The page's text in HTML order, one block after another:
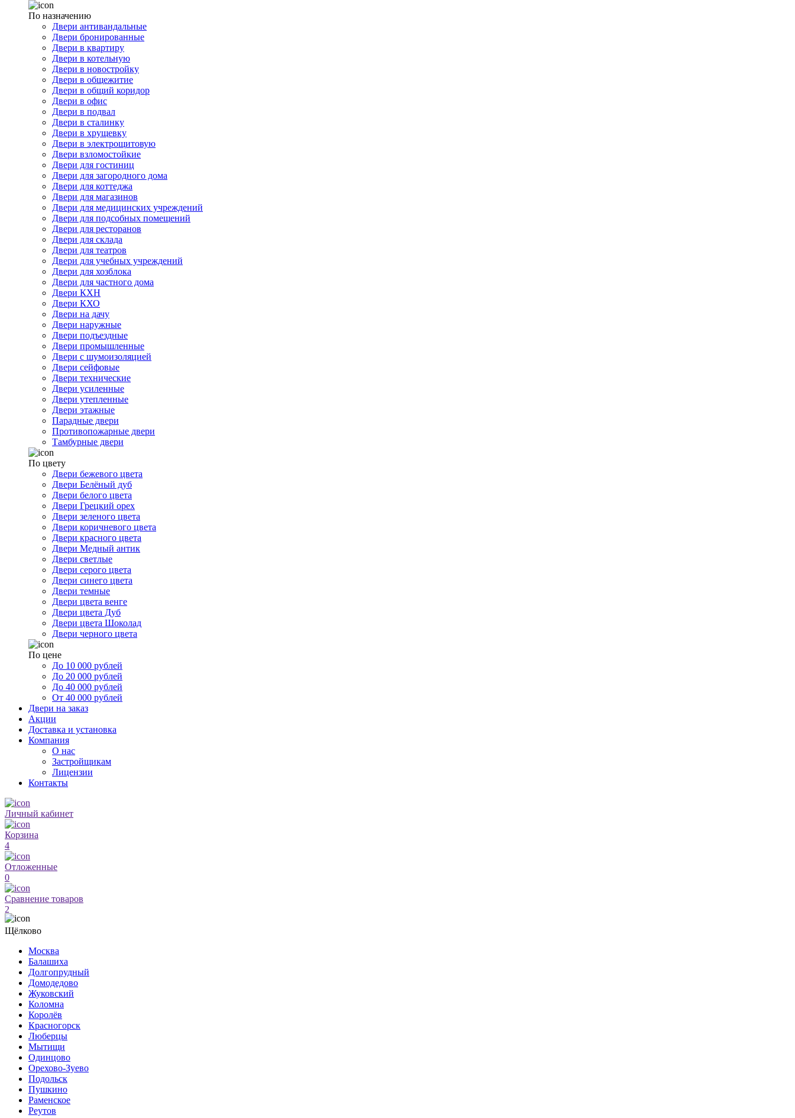
По назначению
Двери антивандальные
Двери бронированные
Двери в квартиру
Двери в котельную
Двери в новостройку
Двери в общежитие
Двери в общий коридор
Двери в офис
Двери в подвал
Двери в сталинку
Двери в хрущевку
Двери в электрощитовую
Двери взломостойкие
Двери для гостиниц
Двери для загородного дома
Двери для коттеджа
Двери для магазинов
Двери для медицинских учреждений
Двери для подсобных помещений
Двери для ресторанов
Двери для склада
Двери для театров
Двери для учебных учреждений
Двери для хозблока
Двери для частного дома
Двери КХН
Двери КХО
Двери на дачу
Двери наружные
Двери подъездные
Двери промышленные
Двери с шумоизоляцией
Двери сейфовые
Двери технические
Двери усиленные
Двери утепленные
Двери этажные
Парадные двери
Противопожарные двери
Тамбурные двери
По цвету
Двери бежевого цвета
Двери Белёный дуб
Двери белого цвета
Двери Грецкий орех
Двери зеленого цвета
Двери коричневого цвета
Двери красного цвета
Двери Медный антик
Двери светлые
Двери серого цвета
Двери синего цвета
Двери темные
Двери цвета венге
Двери цвета Дуб
Двери цвета Шоколад
Двери черного цвета
По цене
До 10 000 рублей
До 20 000 рублей
До 40 000 рублей
От 40 000 рублей
Двери на заказ
Акции
Доставка и установка
Компания
О нас
Застройщикам
Лицензии
Контакты
Личный кабинет
Корзина
4
Отложенные
0
Сравнение товаров
2
Щёлково
Москва
Балашиха
Долгопрудный
Домодедово
Жуковский
Коломна
Королёв
Красногорск
Люберцы
Мытищи
Одинцово
Орехово-Зуево
Подольск
Пушкино
Раменское
Реутов